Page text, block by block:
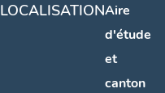
LOCALISATIONAire
d'étude
et
canton